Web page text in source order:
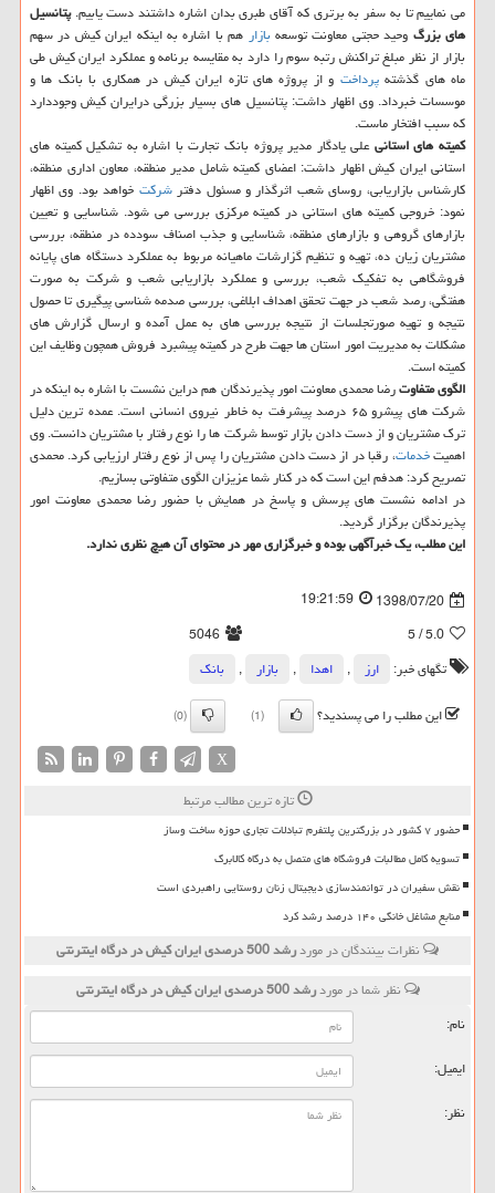
می نماییم تا به سفر به برتری كه آقای طبری بدان اشاره داشتند دست یابیم.پتانسیل
های بزرگ وحید حجتی معاونت توسعهبازار هم با اشاره به اینكه ایران كیش در سهم
بازار از نظر مبلغ تراكنش رتبه سوم را دارد به مقایسه برنامه و عملكرد ایران كیش طی
ماه های گذشتهپرداخت و از پروژه های تازه ایران كیش در همكاری با بانك ها و
موسسات خبرداد. وی اظهار داشت: پتانسیل های بسیار بزرگی درایران كیش وجوددارد
كه سبب افتخار ماست.
كمیته های استانیعلی یادگار مدیر پروژه بانك تجارت با اشاره به تشكیل كمیته های
استانی ایران كیش اظهار داشت: اعضای كمیته شامل مدیر منطقه، معاون اداری منطقه،
كارشناس بازاریابی، روسای شعب اثرگذار و مسئول دفترشركت خواهد بود. وی اظهار
نمود: خروجی كمیته های استانی در كمیته مركزی بررسی می شود. شناسایی و تعیین
بازارهای گروهی و بازارهای منطقه، شناسایی و جذب اصناف سودده در منطقه، بررسی
مشتریان زیان ده، تهیه و تنظیم گزارشات ماهیانه مربوط به عملكرد دستگاه های پایانه
فروشگاهی به تفكیك شعب، بررسی و عملكرد بازاریابی شعب و شركت به صورت
هفتگی، رصد شعب در جهت تحقق اهداف ابلاغی، بررسی صدمه شناسی پیگیری تا حصول
نتیجه و تهیه صورتجلسات از نتیجه بررسی های به عمل آمده و ارسال گزارش های
مشكلات به مدیریت امور استان ها جهت طرح در كمیته پیشبرد فروش همچون وظایف این
كمیته است.
الگوی متفاوترضا محمدی معاونت امور پذیرندگان هم دراین نشست با اشاره به اینكه در
شركت های پیشرو ۶۵ درصد پیشرفت به خاطر نیروی انسانی است. عمده ترین دلیل
ترك مشتریان و از دست دادن بازار توسط شركت ها را نوع رفتار با مشتریان دانست. وی
اهمیتخدمات، رقبا در از دست دادن مشتریان را پس از نوع رفتار ارزیابی كرد. محمدی
تصریح كرد: هدفم این است كه در كنار شما عزیزان الگوی متفاوتی بسازیم.
در ادامه نشست های پرسش و پاسخ در همایش با حضور رضا محمدی معاونت امور
پذیرندگان برگزار گردید.
این مطلب، یك خبرآگهی بوده و خبرگزاری مهر در محتوای آن هیچ نظری ندارد.
1398/07/20
19:21:59
5.0
/ 5
5046
تگهای خبر:
ارز , اهدا , بازار ,
بانك
این مطلب را می پسندید؟
(1)
(0)
X
تازه ترین مطالب مرتبط
حضور ۷ کشور در بزرگترین پلتفرم تبادلات تجاری حوزه ساخت وساز
تسویه کامل مطالبات فروشگاه های متصل به درگاه کالابرگ
نقش سفیران در توانمندسازی دیجیتال زنان روستایی راهبردی است
منابع مشاغل خانگی ۱۴۰ درصد رشد کرد
نظرات بینندگان در موردرشد 500 درصدی ایران كیش در درگاه اینترنتی
نظر شما در موردرشد 500 درصدی ایران كیش در درگاه اینترنتی
نام:
ایمیل:
نظر: